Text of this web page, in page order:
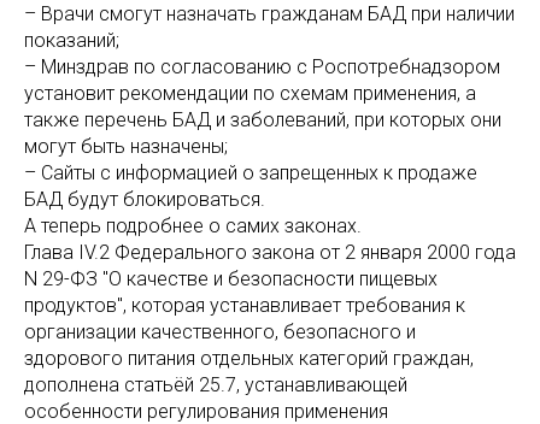
– Врачи смогут назначать гражданам БАД при наличии
показаний;
– Минздрав по согласованию с Роспотребнадзором
установит рекомендации по схемам применения, а
также перечень БАД и заболеваний, при которых они
могут быть назначены;
– Сайты с информацией о запрещенных к продаже
БАД будут блокироваться.
А теперь подробнее о самих законах.
Глава IV.2 Федерального закона от 2 января 2000 года
N 29-ФЗ "О качестве и безопасности пищевых
продуктов", которая устанавливает требования к
организации качественного, безопасного и
здорового питания отдельных категорий граждан,
дополнена статьёй 25.7, устанавливающей
особенности регулирования применения